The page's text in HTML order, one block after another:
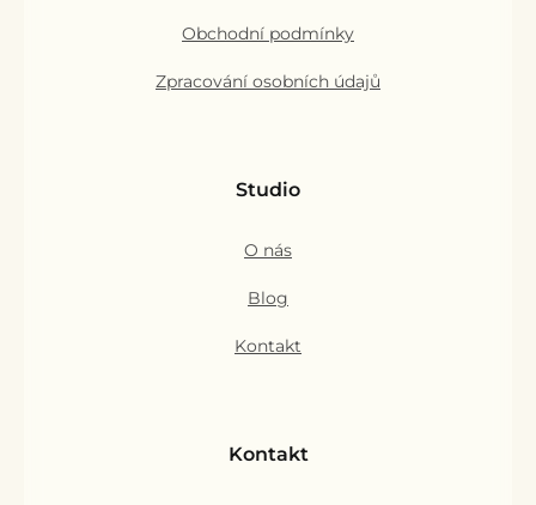
Obchodní podmínky
Zpracování osobních údajů
Studio
O nás
Blog
Kontakt
Kontakt